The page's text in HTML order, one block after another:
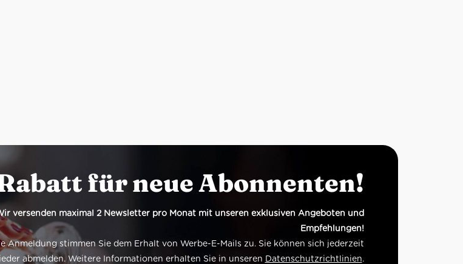
für neue Abonnenten!
versenden maximal 2 Newsletter pro Monat mit unseren exklusiven Angeboten und
Empfehlungen!
Anmeldung stimmen Sie dem Erhalt von Werbe-E-Mails zu. Sie können sich jederzeit
abmelden. Weitere Informationen erhalten Sie in unseren Datenschutzrichtlinien.